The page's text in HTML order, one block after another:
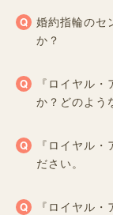
婚約指輪のセ
か？
『ロイヤル
か？どのよう
『ロイヤル
ださい。
『ロイヤル